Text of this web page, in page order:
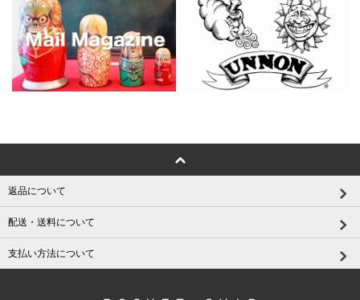
返品について
配送・送料について
支払い方法について